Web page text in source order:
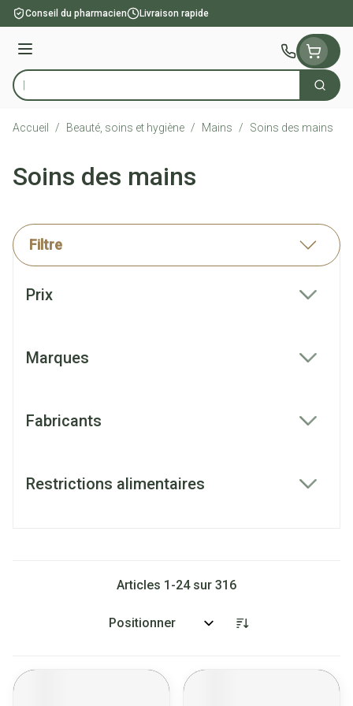
Aller au contenu
Conseil du pharmacien Livraison rapide
Menu
Rechercher
Accueil / Beauté, soins et hygiène / Mains / Soins des mains
Soins des mains
Filtre
Prix
Marques
Fabricants
Restrictions alimentaires
Articles 1 -24sur 316
Trier par: